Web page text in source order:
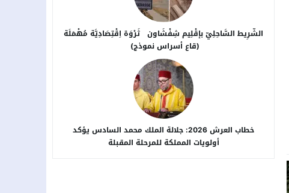
الشَّرِيط السَّاحِلِيّ بإقْلِيم شِفْشَاون ثَرْوَة اِقْتِصَادِيَّة مُهْمَلَة
(قاع أسراس نموذج)
خطاب العرش 2026: جلالة الملك محمد السادس يؤكد
أولويات المملكة للمرحلة المقبلة